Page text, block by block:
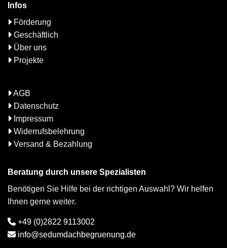
Infos
Förderung
Geschäftlich
Über uns
Projekte
AGB
Datenschutz
Impressum
Widerrufsbelehrung
Versand & Bezahlung
Beratung durch unsere Spezialisten
Benötigen Sie Hilfe bei der richtigen Auswahl? Wir helfen
Ihnen gerne weiter.
+49 (0)2822 9113002
info@sedumdachbegruenung.de